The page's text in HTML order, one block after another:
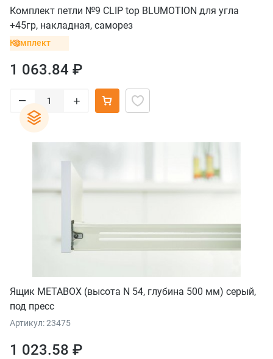
Комплект петли №9 CLIP top BLUMOTION для угла
+45гр, накладная, саморез
Комплект
1 063.84 ₽
– +
Ящик METABOX (высота N 54, глубина 500 мм) серый,
под пресс
Артикул: 23475
1 023.58 ₽